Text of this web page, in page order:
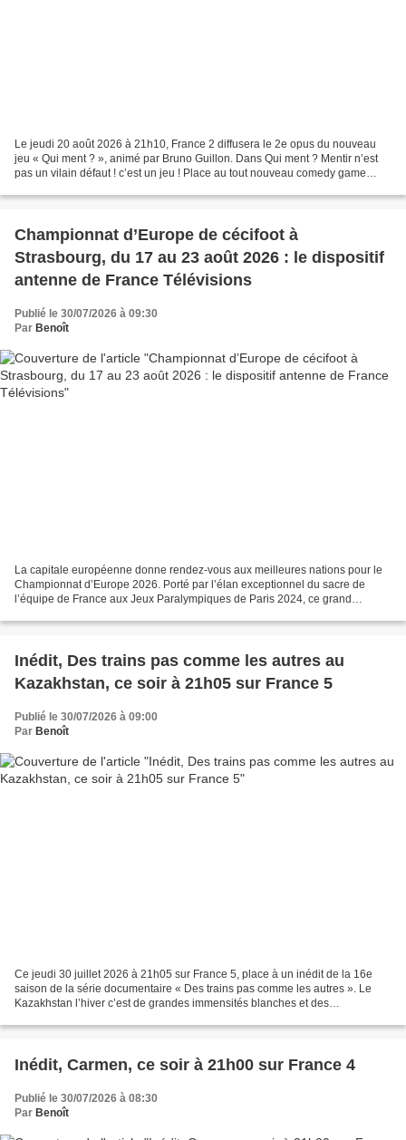
Le jeudi 20 août 2026 à 21h10, France 2 diffusera le 2e opus du nouveau
jeu « Qui ment ? », animé par Bruno Guillon. Dans Qui ment ? Mentir n’est
pas un vilain défaut ! c’est un jeu ! Place au tout nouveau comedy game
Championnat d’Europe de cécifoot à
Strasbourg, du 17 au 23 août 2026 : le dispositif
antenne de France Télévisions
Publié le 30/07/2026 à 09:30
Par Benoît
La capitale européenne donne rendez-vous aux meilleures nations pour le
Championnat d’Europe 2026. Porté par l’élan exceptionnel du sacre de
l’équipe de France aux Jeux Paralympiques de Paris 2024, ce grand
Inédit, Des trains pas comme les autres au
Kazakhstan, ce soir à 21h05 sur France 5
Publié le 30/07/2026 à 09:00
Par Benoît
Ce jeudi 30 juillet 2026 à 21h05 sur France 5, place à un inédit de la 16e
saison de la série documentaire « Des trains pas comme les autres ». Le
Kazakhstan l’hiver c’est de grandes immensités blanches et des
Inédit, Carmen, ce soir à 21h00 sur France 4
Publié le 30/07/2026 à 08:30
Par Benoît